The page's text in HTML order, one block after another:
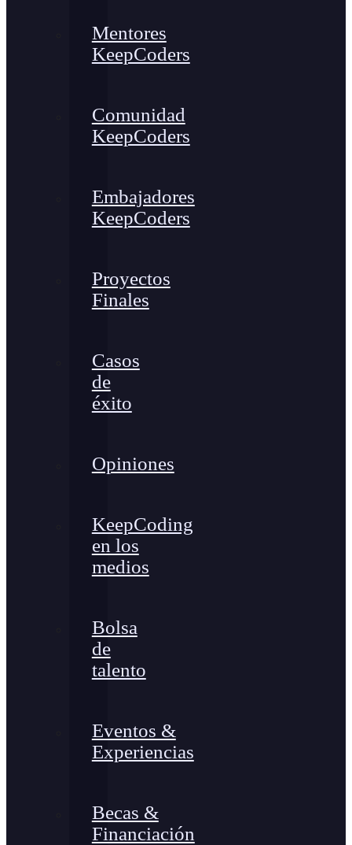
Mentores
KeepCoders
Comunidad
KeepCoders
Embajadores
KeepCoders
Proyectos
Finales
Casos
de
éxito
Opiniones
KeepCoding
en los
medios
Bolsa
de
talento
Eventos &
Experiencias
Becas &
Financiación